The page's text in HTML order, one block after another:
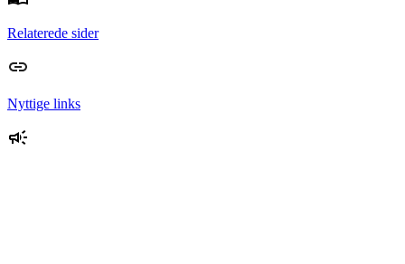
Relaterede sider
Nyttige links